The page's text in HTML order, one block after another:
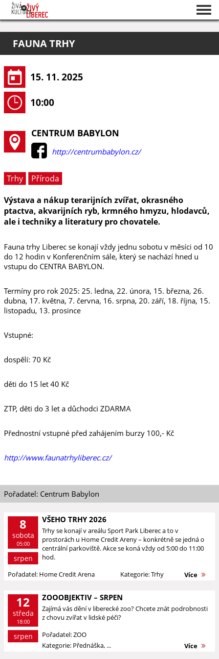
O projektu
Pořadatelé
FAUNA TRHY
15. 11. 2025
10:00
CENTRUM BABYLON
http://centrumbabylon.cz/
Trhy
Příroda
Výstava a nákup terarijních zvířat, okrasného
ptactva, akvarijních ryb, krmného hmyzu, hlodavců,
ale i techniky a literatury pro chovatele.
Fauna trhy Liberec se konají vždy jednu sobotu v měsíci od 10
do 12 hodin v Konferenčním sále, který se nachází hned u
vstupu do CENTRA BABYLON.
Termíny pro rok 2025: 25. ledna, 22. února, 15. března, 26.
dubna, 17. května, 7. června, 16. srpna, 20. září, 18. října, 15.
listopadu, 13. prosince
Vstupné:
dospělí: 70 Kč
děti do 15 let 40 Kč
ZTP, děti do 3 let a důchodci ZDARMA
Přednostní vstupné před zahájením burzy 100,- Kč
http://www.faunatrhyliberec.cz/
Pořadatel: Centrum Babylon
8
sobota
05:00
srpen
VŠEHO TRHY 2026
Trhy se konají v areálu Sport Park Liberec a to v
prostorách u Home Credit Areny – konkrétně se jedná o
centrální parkoviště. Akce se koná vždy od 5:00 do 11:00
hod.
Pořadatel: Home Credit Arena
Kategorie: Trhy Více
12
středa
18:00
srpen
ZOOOBJEKTIV – SRPEN
Zajímá vás dění v liberecké zoo? Chcete znát podrobnosti
z chovu zvířat v lidské péči?
Pořadatel: ZOO
Kategorie: Přednáška, ...
Více